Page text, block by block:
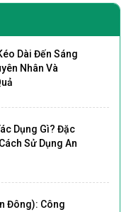
Dài Đến Sáng
Nhân Và
Dụng Gì? Đặc
Sử Dụng An
Đông): Công